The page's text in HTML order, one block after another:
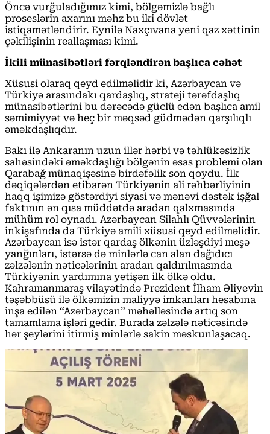
Öncə vurğuladığımız kimi, bölgəmizlə bağlı
proseslərin axarını məhz bu iki dövlət
istiqamətləndirir. Eynilə Naxçıvana yeni qaz xəttinin
çəkilişinin reallaşması kimi.
İkili münasibətləri fərqləndirən başlıca cəhət
Xüsusi olaraq qeyd edilməlidir ki, Azərbaycan və
Türkiyə arasındakı qardaşlıq, strateji tərəfdaşlıq
münasibətlərini bu dərəcədə güclü edən başlıca amil
səmimiyyət və heç bir məqsəd güdmədən qarşılıqlı
əməkdaşlıqdır.
Bakı ilə Ankaranın uzun illər hərbi və təhlükəsizlik
sahəsindəki əməkdaşlığı bölgənin əsas problemi olan
Qarabağ münaqişəsinə birdəfəlik son qoydu. İlk
dəqiqələrdən etibarən Türkiyənin ali rəhbərliyinin
haqq işimizə göstərdiyi siyasi və mənəvi dəstək işğal
faktının ən qısa müddətdə aradan qalxmasında
mühüm rol oynadı. Azərbaycan Silahlı Qüvvələrinin
inkişafında da Türkiyə amili xüsusi qeyd edilməlidir.
Azərbaycan isə istər qardaş ölkənin üzləşdiyi meşə
yanğınları, istərsə də minlərlə can alan dağıdıcı
zəlzələnin nəticələrinin aradan qaldırılmasında
Türkiyənin yardımına yetişən ilk ölkə oldu.
Kahramanmaraş vilayətində Prezident İlham Əliyevin
təşəbbüsü ilə ölkəmizin maliyyə imkanları hesabına
inşa edilən “Azərbaycan” məhəlləsində artıq son
tamamlama işləri gedir. Burada zəlzələ nəticəsində
hər şeylərini itirmiş minlərlə sakin məskunlaşacaq.